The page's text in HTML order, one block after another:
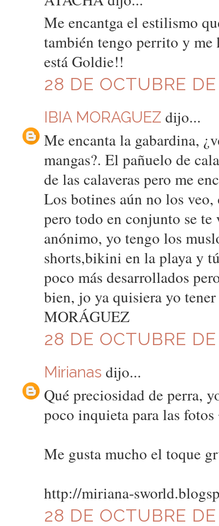
Me encantga el estilismo
también tengo perrito y
está Goldie!!
28 DE OCTUBRE
IBIA MORAGUEZ dijo...
Me encanta la gabardina,
mangas?. El pañuelo de
de las calaveras pero me
Los botines aún no los veo,
pero todo en conjunto se
anónimo, yo tengo los
shorts,bikini en la playa y
poco más desarrollados
bien, jo ya quisiera yo
MORÁGUEZ
28 DE OCTUBRE
Mirianas dijo...
Qué preciosidad de perra,
poco inquieta para las
Me gusta mucho el toque
http://miriana-
28 DE OCTUBRE